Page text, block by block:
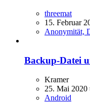
threemat
15. Februar
Anonymität,
Backup-Datei
Kramer
25. Mai 2020
Android